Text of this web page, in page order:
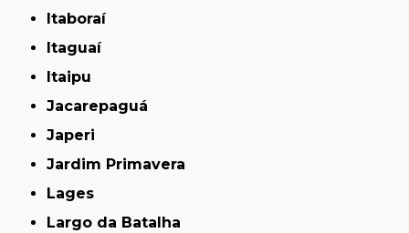
Itaboraí
Itaguaí
Itaipu
Jacarepaguá
Japeri
Jardim Primavera
Lages
Largo da Batalha